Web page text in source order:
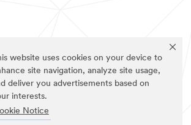
website uses cookies on your device to
site navigation, analyze site usage,
deliver you advertisements based on
interests.
Notice